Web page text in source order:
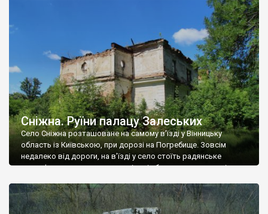
Наддністрянське відрізняється від більшості навколишніх
сіл. У селі є мурована Михайлівська церква. Точної дати […]
Сніжна. Руїни палацу Залеських
Село Сніжна розташоване на самому в’їзді у Вінницьку
область із Київською, при дорозі на Погребище. Зовсім
недалеко від дороги, на в’їзді у село стоїть радянське
рельєфне пано, яке показує жінку і яблуню, а трохи далі, десь
не видно, але видно дві стареньких колії у траві – […]